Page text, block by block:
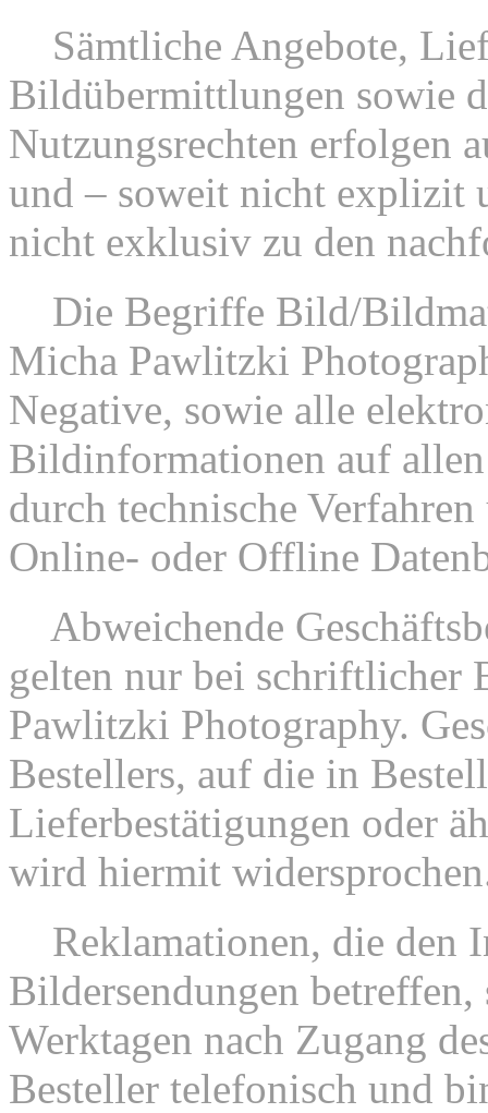
Sämtliche Angebote,
Bildübermittlungen sowie
Nutzungsrechten erfolgen
und – soweit nicht explizit
nicht exklusiv zu den
Die Begriffe Bild/
Micha Pawlitzki
Negative, sowie alle
Bildinformationen auf
durch technische
Online- oder Offline
Abweichende
gelten nur bei schriftlicher
Pawlitzki Photography.
Bestellers, auf die in
Lieferbestätigungen oder
wird hiermit
Reklamationen, die den
Bildersendungen
Werktagen nach Zugang
Besteller telefonisch und